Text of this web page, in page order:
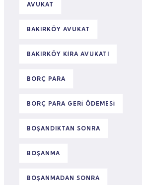
AVUKAT
BAKIRKÖY AVUKAT
BAKIRKÖY KIRA AVUKATI
BORÇ PARA
BORÇ PARA GERI ÖDEMESI
BOŞANDIKTAN SONRA
BOŞANMA
BOŞANMADAN SONRA